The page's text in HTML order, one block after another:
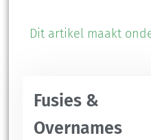
Dit artikel maakt
Fusies &
Overnames